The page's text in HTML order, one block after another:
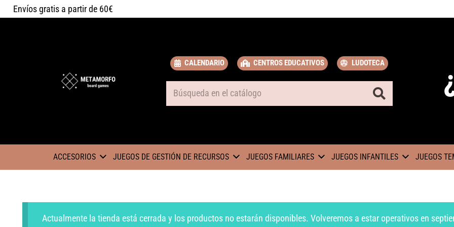
Envíos gratis a partir de 60€
CALENDARIO CENTROS EDUCATIVOS LUDOTECA
ACCESORIOS JUEGOS DE GESTIÓN DE RECURSOS JUEGOS FAMILIARES JUEGOS INFANTILES JUEGOS
Actualmente la tienda está cerrada y los productos no estarán disponibles. Volveremos a estar operativos en